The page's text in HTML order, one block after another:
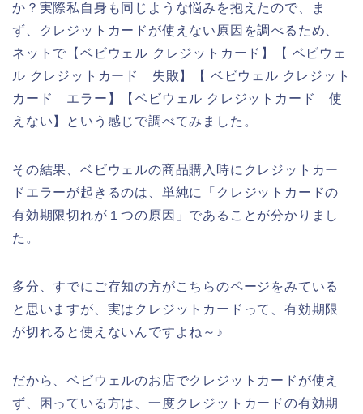
か？実際私自身も同じような悩みを抱えたので、ま
ず、クレジットカードが使えない原因を調べるため、
ネットで【ベビウェル クレジットカード】【 ベビウェ
ル クレジットカード 失敗】【 ベビウェル クレジット
カード エラー】【ベビウェル クレジットカード 使
えない】という感じで調べてみました。
その結果、ベビウェルの商品購入時にクレジットカー
ドエラーが起きるのは、単純に「クレジットカードの
有効期限切れが１つの原因」であることが分かりまし
た。
多分、すでにご存知の方がこちらのページをみている
と思いますが、実はクレジットカードって、有効期限
が切れると使えないんですよね～♪
だから、ベビウェルのお店でクレジットカードが使え
ず、困っている方は、一度クレジットカードの有効期